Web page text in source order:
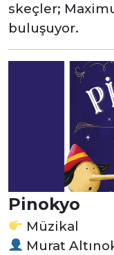
skeçler;
buluşuyor.
Pinokyo
Müzikal
Murat